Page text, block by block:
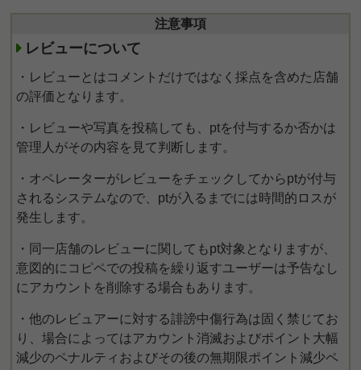
注意事項
レビューについて
・レビューとはコメントだけではなく採点を含めた店舗
の評価となります。
・レビューや写真を投稿しても、ptを付与するか否かは
管理人がその内容を見て判断します。
・オペレーターがレビューをチェックしてからptが付与
されるシステムなので、ptが入るまでには時間的ロスが
発生します。
・同一店舗のレビューに関してもpt対象となりますが、
意図的にコピペでの投稿を繰り返すユーザーは予告なし
にアカウントを削除する場合もあります。
・他のレビュアーに対する誹謗中傷行為は固く禁じてお
り、場合によってはアカウント消滅およびポイント大幅
減少のペナルティおよびその後の無期限ポイント減少ペ